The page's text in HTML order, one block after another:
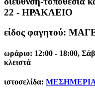
22 - ΗΡΑΚΛΕΙΟ
είδος φαγητού:
ωράριο: 12:00 - 18:00,
κλειστά
ιστοσελίδα: